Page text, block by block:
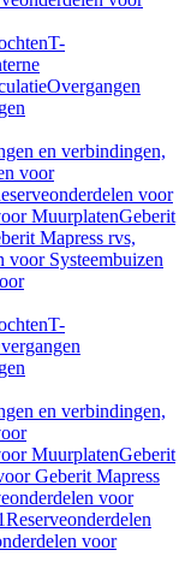
T-
Overgangen
en verbindingen,
voor
voor
MuurplatenGeberit
Mapress rvs,
voor Systeembuizen
T-
en verbindingen,
MuurplatenGeberit
Geberit Mapress
voor
Reserveonderdelen
voor